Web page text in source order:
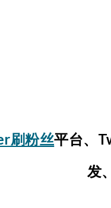
刷粉丝平台、
发